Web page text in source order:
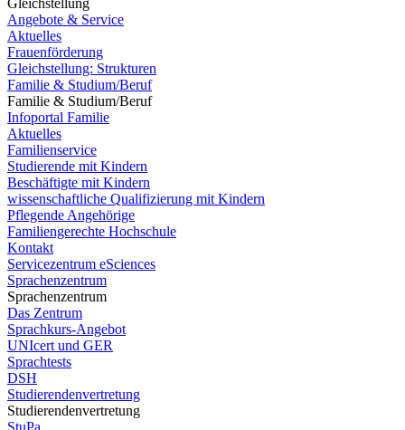
Gleichstellung
Angebote & Service
Aktuelles
Frauenförderung
Gleichstellung: Strukturen
Familie & Studium/Beruf
Familie & Studium/Beruf
Infoportal Familie
Aktuelles
Familienservice
Studierende mit Kindern
Beschäftigte mit Kindern
wissenschaftliche Qualifizierung mit Kindern
Pflegende Angehörige
Familiengerechte Hochschule
Kontakt
Servicezentrum eSciences
Sprachenzentrum
Sprachenzentrum
Das Zentrum
Sprachkurs-Angebot
UNIcert und GER
Sprachtests
DSH
Studierendenvertretung
Studierendenvertretung
StuPa